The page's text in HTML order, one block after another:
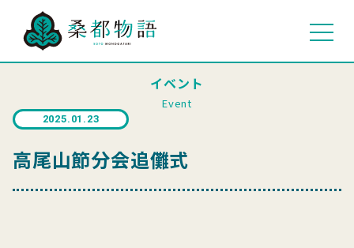
イベント
Event
2025.01.23
高尾山節分会追儺式